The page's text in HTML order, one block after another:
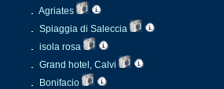
Agriates
Spiaggia di Saleccia
isola rosa
Grand hotel, Calvi
Bonifacio